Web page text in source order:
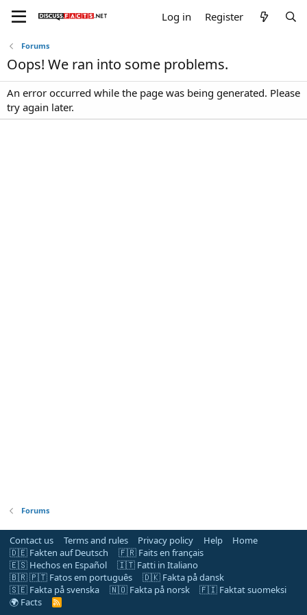
Log in Register
Forums
Oops! We ran into some problems.
An error occurred while the page was being generated. Please
try again later.
Forums
Contact us Terms and rules Privacy policy Help
Home
🇩🇪 Fakten auf Deutsch
🇫🇷 Faits en français
🇪🇸 Hechos en Español
🇮🇹 Fatti in Italiano
🇧🇷 🇵🇹 Fatos em português
🇩🇰 Fakta på dansk
🇸🇪 Fakta på svenska
🇳🇴 Fakta på norsk
🇫🇮 Faktat suomeksi
🌍 Facts
R